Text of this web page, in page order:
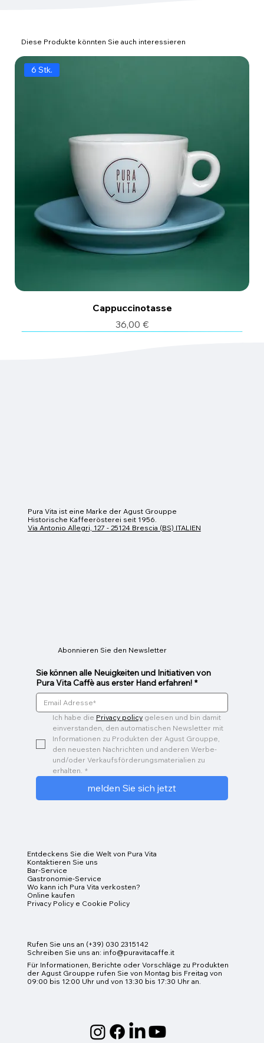
Diese Produkte könnten Sie auch interessieren
6 Stk.
Cappuccinotasse
Preis
36,00 €
Pura Vita ist eine Marke der Agust Grouppe
Historische Kaffeerösterei seit 1956.
Via Antonio Allegri, 127 - 25124 Brescia (BS) ITALIEN
Abonnieren Sie den Newsletter
Sie können alle Neuigkeiten und Initiativen von
Pura Vita Caffè aus erster Hand erfahren! *
Ich habe die Privacy policy gelesen und bin damit
einverstanden, den automatischen Newsletter mit
Informationen zu Produkten der Agust Grouppe,
den neuesten Nachrichten und anderen Werbe-
und/oder Verkaufsförderungsmaterialien zu
erhalten. *
melden Sie sich jetzt
Entdeckens Sie die Welt von Pura Vita
Kontaktieren Sie uns
Bar-Service
Gastronomie-Service
Wo kann ich Pura Vita verkosten?
Online kaufen
Privacy Policy e Cookie Policy
Rufen Sie uns an (+39) 030 2315142
Schreiben Sie uns an: info@puravitacaffe.it
Für Informationen, Berichte oder Vorschläge zu Produkten
der Agust Grouppe rufen Sie von Montag bis Freitag von
09:00 bis 12:00 Uhr und von 13:30 bis 17:30 Uhr an.